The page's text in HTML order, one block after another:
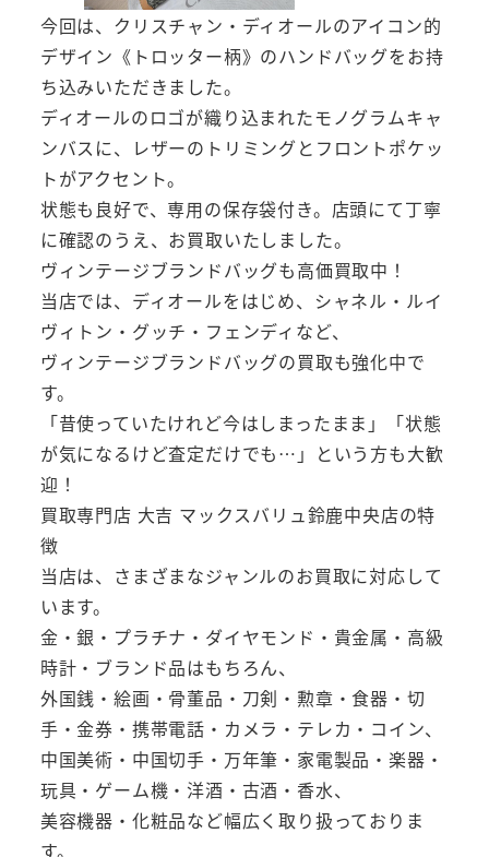
今回は、クリスチャン・ディオールのアイコン的
デザイン《トロッター柄》のハンドバッグをお持
ち込みいただきました。
ディオールのロゴが織り込まれたモノグラムキャ
ンバスに、レザーのトリミングとフロントポケッ
トがアクセント。
状態も良好で、専用の保存袋付き。店頭にて丁寧
に確認のうえ、お買取いたしました。
ヴィンテージブランドバッグも高価買取中！
当店では、ディオールをはじめ、シャネル・ルイ
ヴィトン・グッチ・フェンディなど、
ヴィンテージブランドバッグの買取も強化中で
す。
「昔使っていたけれど今はしまったまま」「状態
が気になるけど査定だけでも…」という方も大歓
迎！
買取専門店 大吉 マックスバリュ鈴鹿中央店の特
徴
当店は、さまざまなジャンルのお買取に対応して
います。
金・銀・プラチナ・ダイヤモンド・貴金属・高級
時計・ブランド品はもちろん、
外国銭・絵画・骨董品・刀剣・勲章・食器・切
手・金券・携帯電話・カメラ・テレカ・コイン、
中国美術・中国切手・万年筆・家電製品・楽器・
玩具・ゲーム機・洋酒・古酒・香水、
美容機器・化粧品など幅広く取り扱っておりま
す。